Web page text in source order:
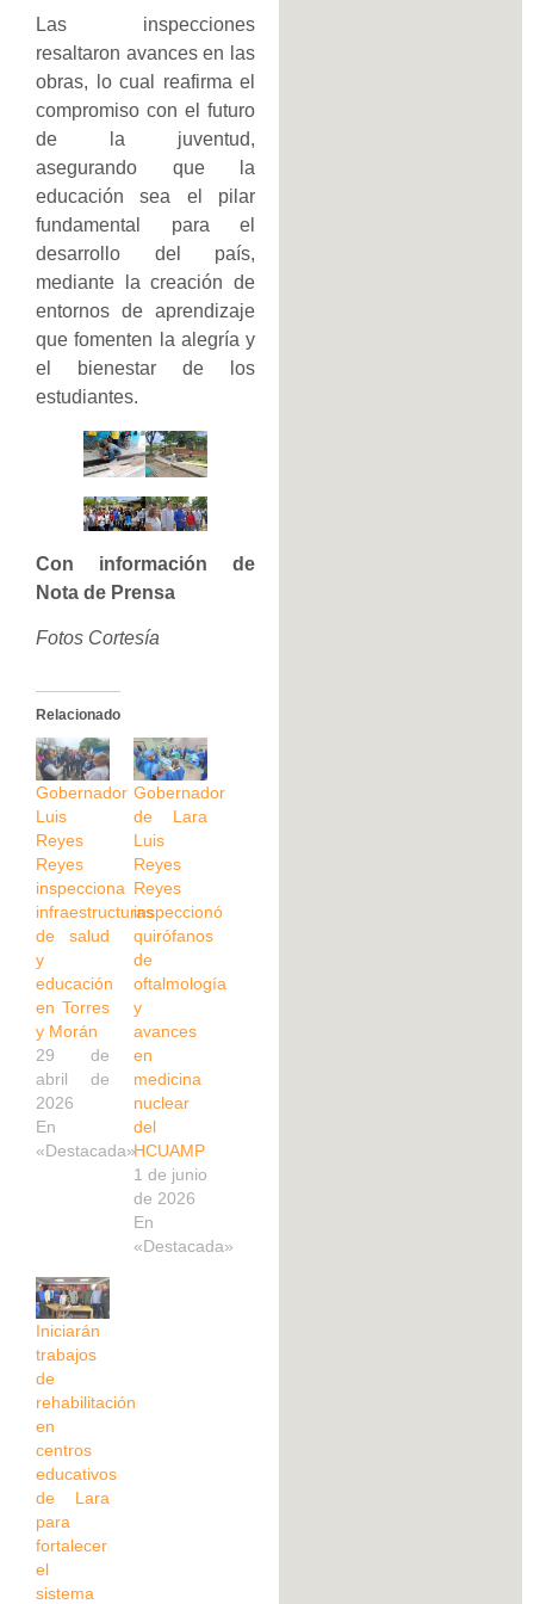
Las inspecciones
resaltaron avances en las
obras, lo cual reafirma el
compromiso con el futuro
de la juventud,
asegurando que la
educación sea el pilar
fundamental para el
desarrollo del país,
mediante la creación de
entornos de aprendizaje
que fomenten la alegría y
el bienestar de los
estudiantes.
Con información de
Nota de Prensa
Fotos Cortesía
Relacionado
Gobernador
Luis
Reyes
Reyes
inspecciona
infraestructuras
de salud
y
educación
en Torres
y Morán
29 de
abril de
2026
En
«Destacada»
Gobernador
de Lara
Luis
Reyes
Reyes
inspeccionó
quirófanos
de
oftalmología
y
avances
en
medicina
nuclear
del
HCUAMP
1 de junio
de 2026
En
«Destacada»
Iniciarán
trabajos
de
rehabilitación
en
centros
educativos
de Lara
para
fortalecer
el
sistema